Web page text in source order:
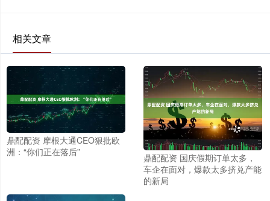
相关文章
鼎配配资 摩根大通CEO狠批欧
洲：“你们正在落后”
鼎配配资 国庆假期订单太多，
车企在面对，爆款太多挤兑产能
的新局